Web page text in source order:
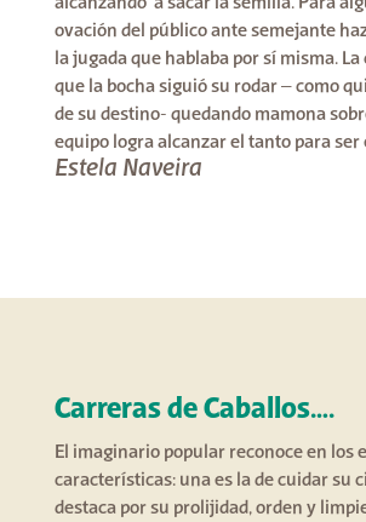
ovación del público ante semejante
la jugada que hablaba por sí misma.
que la bocha siguió su rodar – como
de su destino- quedando mamona
equipo logra alcanzar el tanto para ser
Estela Naveira
Carreras de Caballos….
El imaginario popular reconoce en los
características: una es la de cuidar su
destaca por su prolijidad, orden y